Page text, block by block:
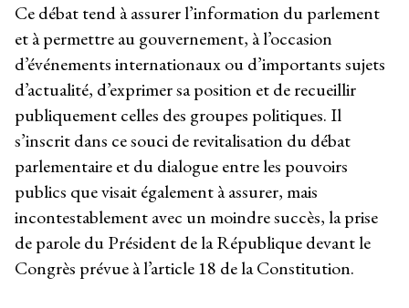
Ce débat tend à assurer l’information du parlement
et à permettre au gouvernement, à l’occasion
d’événements internationaux ou d’importants sujets
d’actualité, d’exprimer sa position et de recueillir
publiquement celles des groupes politiques. Il
s’inscrit dans ce souci de revitalisation du débat
parlementaire et du dialogue entre les pouvoirs
publics que visait également à assurer, mais
incontestablement avec un moindre succès, la prise
de parole du Président de la République devant le
Congrès prévue à l’article 18 de la Constitution.